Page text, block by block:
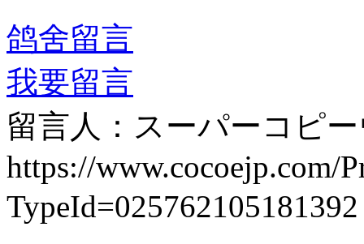
鸽舍留言
我要留言
留言人：スーパーコピ
https://www.cocoejp.com/
TypeId=025762105181392